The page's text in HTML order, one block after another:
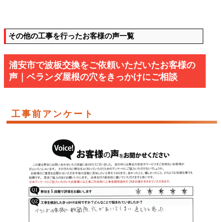
その他の工事を行ったお客様の声一覧
浦安市で波板交換をご依頼いただいたお客様の
声｜ベランダ屋根の穴をきっかけにご相談
工事前アンケート